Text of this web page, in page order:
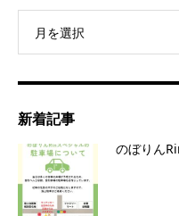
月を選択
新着記事
のぼりん